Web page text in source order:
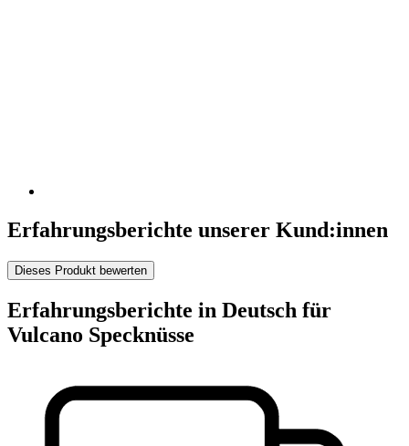
Erfahrungsberichte unserer Kund:innen
Dieses Produkt bewerten
Erfahrungsberichte in Deutsch für
Vulcano Specknüsse